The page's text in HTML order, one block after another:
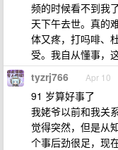
频的时候看不到我
天下午去世。真的
体又疼，打吗啡、
受。我自从懂事，
tyzrj766 Apr 10
91 岁算好事了
我姥爷以前和我关
觉得突然，但是从
个事后劲很足，现